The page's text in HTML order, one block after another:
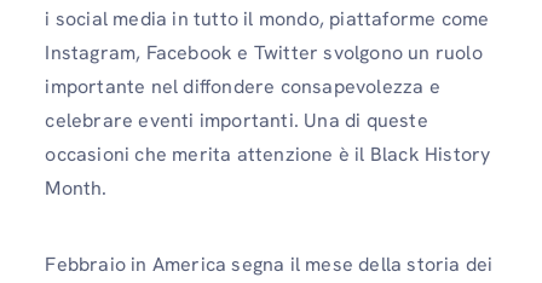
i social media in tutto il mondo, piattaforme come
Instagram, Facebook e Twitter svolgono un ruolo
importante nel diffondere consapevolezza e
celebrare eventi importanti. Una di queste
occasioni che merita attenzione è il Black History
Month.
Febbraio in America segna il mese della storia dei